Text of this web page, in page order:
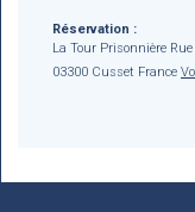
Réservation :
La Tour Prisonnière
03300 Cusset France